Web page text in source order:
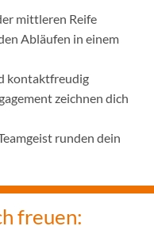
mittleren Reife
Abläufen in einem
kontaktfreudig
zeichnen dich
runden dein
freuen: